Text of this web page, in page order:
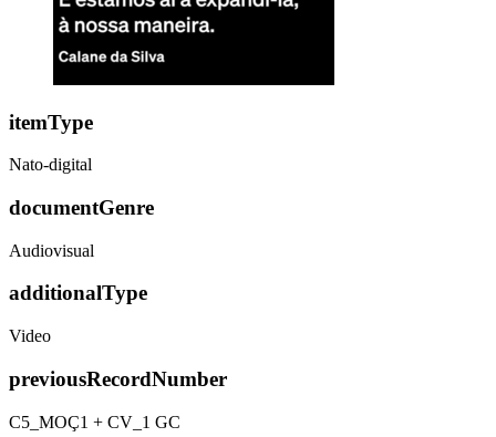
itemType
Nato-digital
documentGenre
Audiovisual
additionalType
Video
previousRecordNumber
C5_MOÇ1 + CV_1 GC